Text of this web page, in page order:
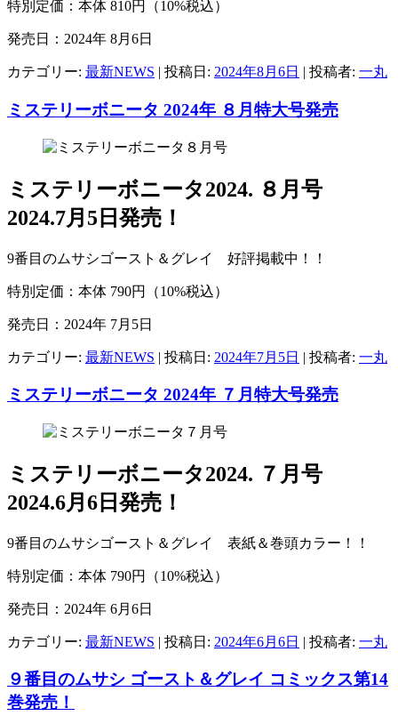
特別定価：本体 810円（10%税込）
発売日：2024年 8月6日
カテゴリー: 最新NEWS | 投稿日: 2024年8月6日 | 投稿者: 一丸
ミステリーボニータ 2024年 ８月特大号発売
ミステリーボニータ2024. ８月号
2024.7月5日発売！
9番目のムサシゴースト＆グレイ 好評掲載中！！
特別定価：本体 790円（10%税込）
発売日：2024年 7月5日
カテゴリー: 最新NEWS | 投稿日: 2024年7月5日 | 投稿者: 一丸
ミステリーボニータ 2024年 ７月特大号発売
ミステリーボニータ2024. ７月号
2024.6月6日発売！
9番目のムサシゴースト＆グレイ 表紙＆巻頭カラー！！
特別定価：本体 790円（10%税込）
発売日：2024年 6月6日
カテゴリー: 最新NEWS | 投稿日: 2024年6月6日 | 投稿者: 一丸
９番目のムサシ ゴースト＆グレイ コミックス第14
巻発売！